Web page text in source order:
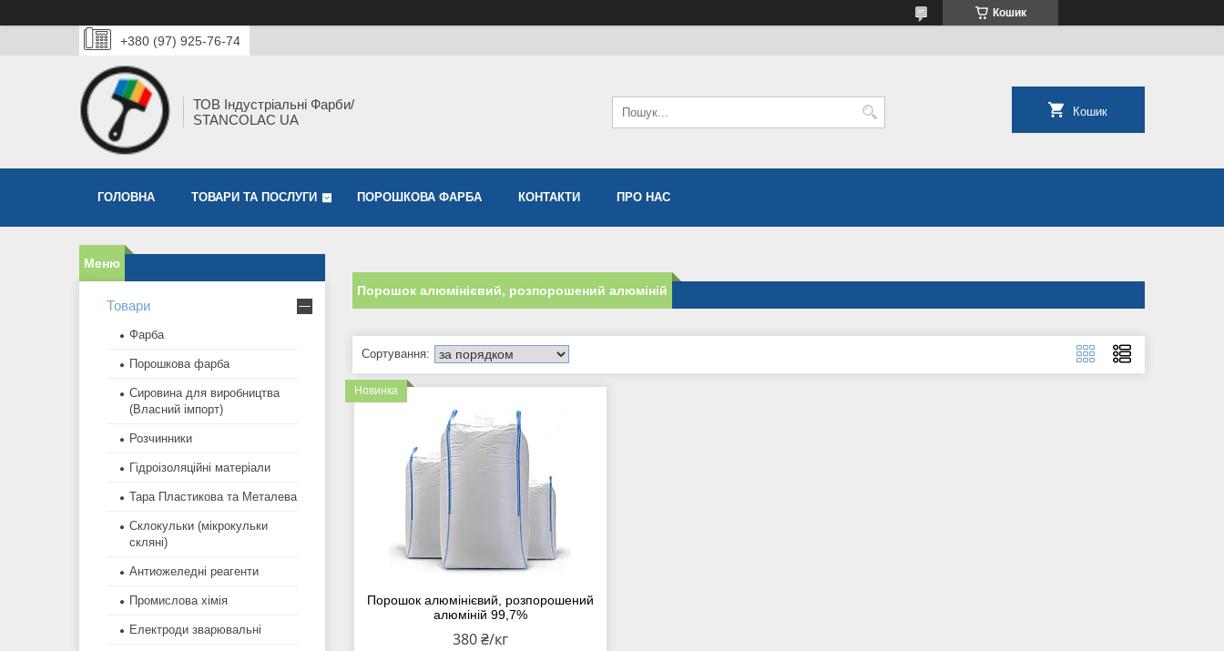
Кошик
+380 (97) 925-76-74
ТОВ Індустріальні Фарби/
STANCOLAC UA
Кошик
ГОЛОВНА ТОВАРИ ТА ПОСЛУГИ ПОРОШКОВА ФАРБА КОНТАКТИ ПРО НАС
Порошок алюмінієвий, розпорошений алюміній
Новинка
Порошок алюмінієвий, розпорошений
алюміній 99,7%
380 ₴/кг
Товари
Фарба
Порошкова фарба
Сировина для виробництва
(Власний імпорт)
Розчинники
Гідроізоляційні матеріали
Тара Пластикова та Металева
Склокульки (мікрокульки
скляні)
Антиожеледні реагенти
Промислова хімія
Електроди зварювальні